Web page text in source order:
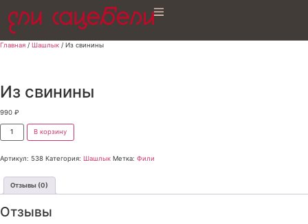
Главная / Шашлык / Из свинины
Из свинины
990 ₽
В корзину
Артикул: 538 Категория: Шашлык Метка: Фили
Отзывы (0)
Отзывы